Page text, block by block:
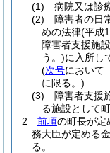
(1)
病院又は診
(2)
障害者の日
めの法律(平成
障害者支援施設
う。)に入所し
(次号において
に限る。)
(3)
障害者支援
る施設として
2
前項の町長が定
務大臣が定める
る。